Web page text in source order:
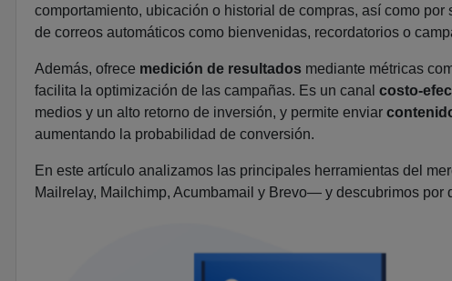
comportamiento, ubicación o historial de compras, así como por
de correos automáticos como bienvenidas, recordatorios o
Además, ofrece medición de resultados mediante métricas
facilita la optimización de las campañas. Es un canal costo-
medios y un alto retorno de inversión, y permite enviar
aumentando la probabilidad de conversión.
En este artículo analizamos las principales herramientas del
Mailrelay, Mailchimp, Acumbamail y Brevo— y descubrimos por